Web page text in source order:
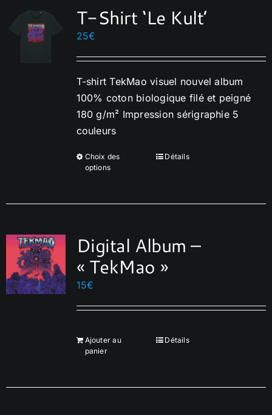
T-Shirt ‘Le Kult’
25€
T-shirt TekMao visuel nouvel album
100% coton biologique filé et peigné
180 g/m² Impression sérigraphie 5
couleurs
Choix des
options
Ce
plusieurs
Les
peuvent
choisies
la
produit
Détails
Digital Album –
« TekMao »
15€
Ajouter au
panier
Détails